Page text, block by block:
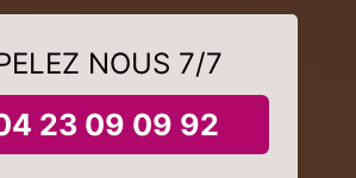
NOUS 7/7
23 09 09 92